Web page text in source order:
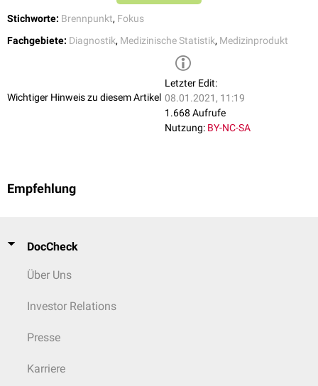
Stichworte: Brennpunkt, Fokus
Fachgebiete: Diagnostik, Medizinische Statistik, Medizinprodukt
Wichtiger Hinweis zu diesem Artikel
Letzter Edit:
08.01.2021, 11:19
1.668 Aufrufe
Nutzung: BY-NC-SA
Empfehlung
DocCheck
Über Uns
Investor Relations
Presse
Karriere